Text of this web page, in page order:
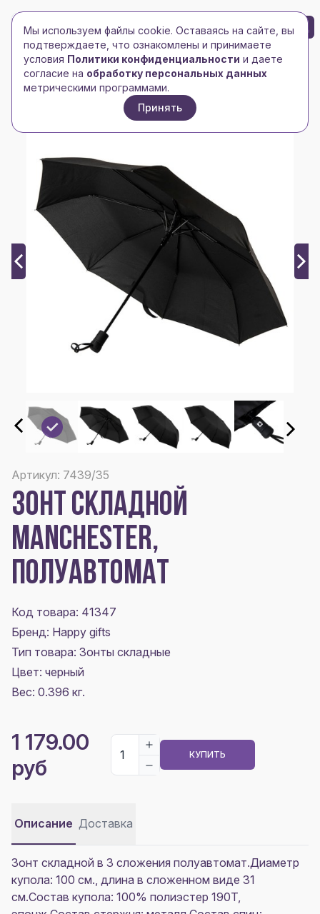
Toggle navigation
Toggle navigation
БРЕНД-ЛОГО 0
Главная/Зонты и дождевики/Зонты складные/
Зонт складной MANCHESTER, полуавтомат
Артикул: 7439/35
ЗОНТ СКЛАДНОЙ
MANCHESTER,
ПОЛУАВТОМАТ
Код товара: 41347
Бренд: Happy gifts
Тип товара: Зонты складные
Цвет: черный
Вес: 0.396 кг.
1 179.00
руб
КУПИТЬ
Описание Доставка
Зонт складной в 3 сложения полуавтомат.Диаметр
купола: 100 см., длина в сложенном виде 31
см.Состав купола: 100% полиэстер 190T,
Мы используем файлы cookie. Оставаясь на сайте, вы
подтверждаете, что ознакомлены и принимаете
условия Политики конфиденциальности и даете
согласие на обработку персональных данных
метрическими программами.
Принять